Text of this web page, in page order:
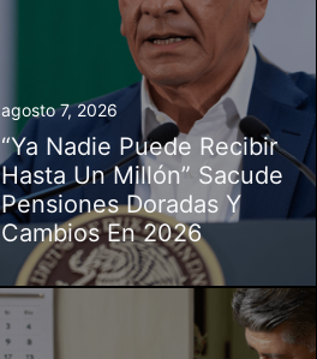
agosto 7, 2026
“Ya Nadie Puede Recibir
Hasta Un Millón” Sacude
Pensiones Doradas Y
Cambios En 2026